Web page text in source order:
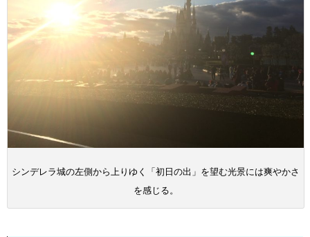
シンデレラ城の左側から上りゆく「初日の出」を望む光景には爽やかさ
を感じる。